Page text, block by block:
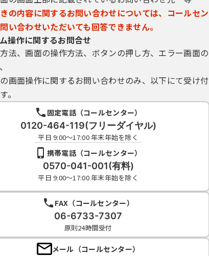
の内容に関するお問い合わせについては、コールセン
い合わせいただいても回答できません。
操作に関するお問合せ
法、画面の操作方法、ボタンの押し方、エラー画面の
画面操作に関するお問い合わせのみ、以下にて受け付
。
固定電話（コールセンター）
0120-464-119(フリーダイヤル)
平日 9:00～17:00 年末年始を除く
携帯電話（コールセンター）
0570-041-001(有料)
平日 9:00～17:00 年末年始を除く
FAX（コールセンター）
06-6733-7307
原則24時間受付
メール（コールセンター）